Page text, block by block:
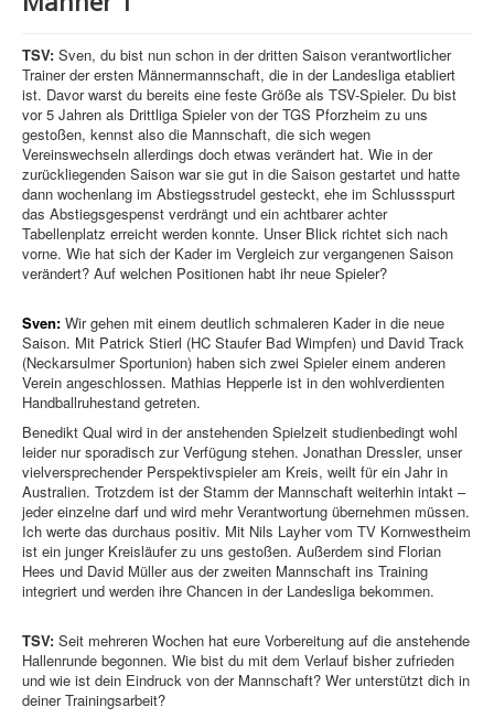
TSV: Sven, du bist nun schon in der dritten Saison verantwortlicher
Trainer der ersten Männermannschaft, die in der Landesliga etabliert
ist. Davor warst du bereits eine feste Größe als TSV-Spieler. Du bist
vor 5 Jahren als Drittliga Spieler von der TGS Pforzheim zu uns
gestoßen, kennst also die Mannschaft, die sich wegen
Vereinswechseln allerdings doch etwas verändert hat. Wie in der
zurückliegenden Saison war sie gut in die Saison gestartet und hatte
dann wochenlang im Abstiegsstrudel gesteckt, ehe im Schlussspurt
das Abstiegsgespenst verdrängt und ein achtbarer achter
Tabellenplatz erreicht werden konnte. Unser Blick richtet sich nach
vorne. Wie hat sich der Kader im Vergleich zur vergangenen Saison
verändert? Auf welchen Positionen habt ihr neue Spieler?
Sven: Wir gehen mit einem deutlich schmaleren Kader in die neue
Saison. Mit Patrick Stierl (HC Staufer Bad Wimpfen) und David Track
(Neckarsulmer Sportunion) haben sich zwei Spieler einem anderen
Verein angeschlossen. Mathias Hepperle ist in den wohlverdienten
Handballruhestand getreten.
Benedikt Qual wird in der anstehenden Spielzeit studienbedingt wohl
leider nur sporadisch zur Verfügung stehen. Jonathan Dressler, unser
vielversprechender Perspektivspieler am Kreis, weilt für ein Jahr in
Australien. Trotzdem ist der Stamm der Mannschaft weiterhin intakt –
jeder einzelne darf und wird mehr Verantwortung übernehmen müssen.
Ich werte das durchaus positiv. Mit Nils Layher vom TV Kornwestheim
ist ein junger Kreisläufer zu uns gestoßen. Außerdem sind Florian
Hees und David Müller aus der zweiten Mannschaft ins Training
integriert und werden ihre Chancen in der Landesliga bekommen.
TSV: Seit mehreren Wochen hat eure Vorbereitung auf die anstehende
Hallenrunde begonnen. Wie bist du mit dem Verlauf bisher zufrieden
und wie ist dein Eindruck von der Mannschaft? Wer unterstützt dich in
deiner Trainingsarbeit?